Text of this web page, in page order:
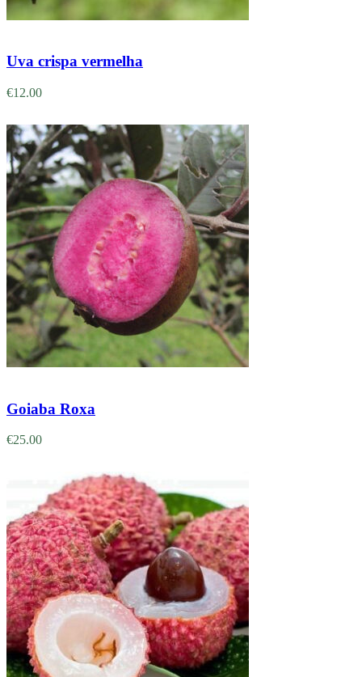
Uva crispa vermelha
€12.00
Goiaba Roxa
€25.00